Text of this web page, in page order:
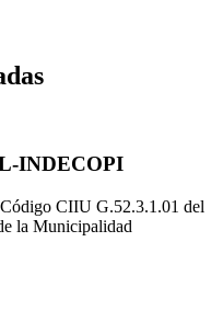
INDECOPI
CIIU G.52.3.1.01 del
la Municipalidad